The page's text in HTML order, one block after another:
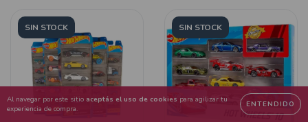
Al navegar por este sitio aceptás el uso de cookies para agilizar tu
experiencia de compra.
ENTENDIDO
SIN STOCK SIN STOCK